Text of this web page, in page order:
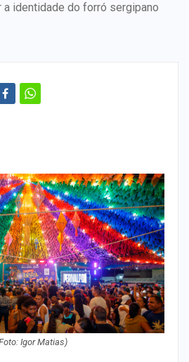
a identidade do forró sergipano
Igor Matias)